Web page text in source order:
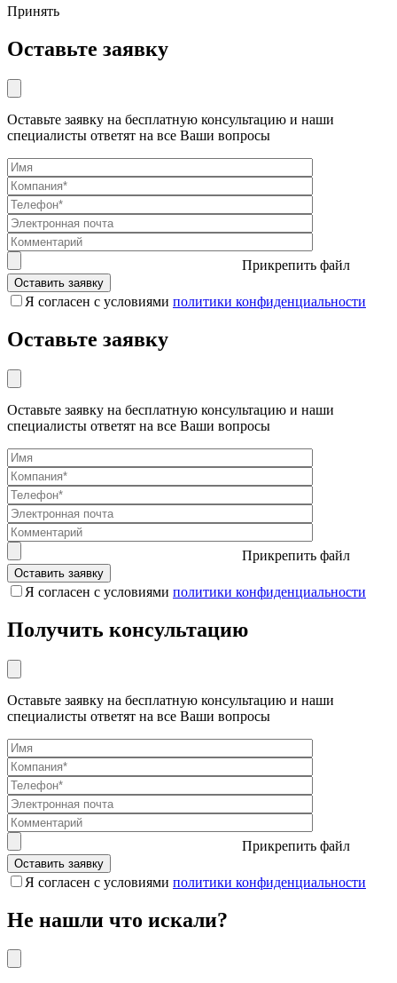
Принять
Оставьте заявку
Оставьте заявку на бесплатную консультацию и наши
специалисты ответят на все Ваши вопросы
Прикрепить файл
Я согласен с условиями политики конфиденциальности
Оставьте заявку
Оставьте заявку на бесплатную консультацию и наши
специалисты ответят на все Ваши вопросы
Прикрепить файл
Я согласен с условиями политики конфиденциальности
Получить консультацию
Оставьте заявку на бесплатную консультацию и наши
специалисты ответят на все Ваши вопросы
Прикрепить файл
Я согласен с условиями политики конфиденциальности
Не нашли что искали?